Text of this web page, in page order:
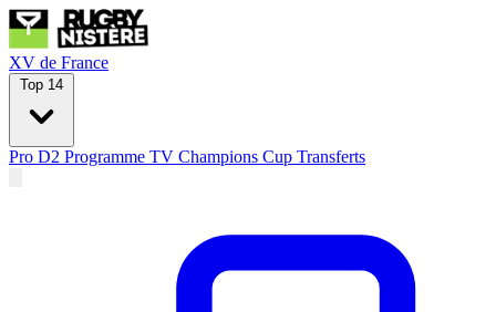
XV de France
Top 14
Pro D2 Programme TV Champions Cup Transferts